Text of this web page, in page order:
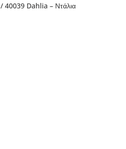
/ 40039 Dahlia – Ντάλια